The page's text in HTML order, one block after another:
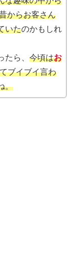
からお客さん
いたのかもしれ
ら、 今頃はお
ブイブイ言わ
。